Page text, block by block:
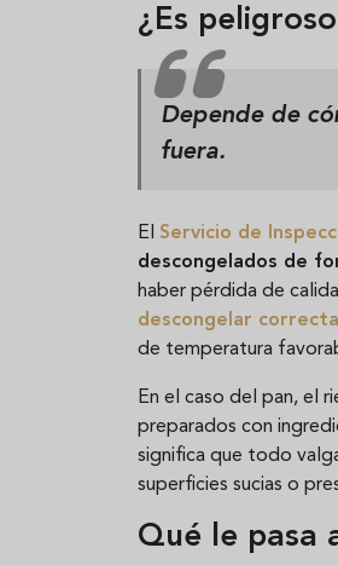
¿Es
Depende de
fuera.
El Servicio de
descongelados de
haber pérdida de
descongelar
de temperatura
En el caso del pan, el
preparados con
significa que todo
superficies sucias o
Qué le pasa